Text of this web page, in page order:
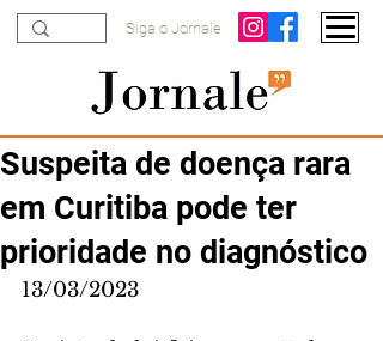
Siga o Jornale
Suspeita de doença rara
em Curitiba pode ter
prioridade no diagnóstico
13/03/2023